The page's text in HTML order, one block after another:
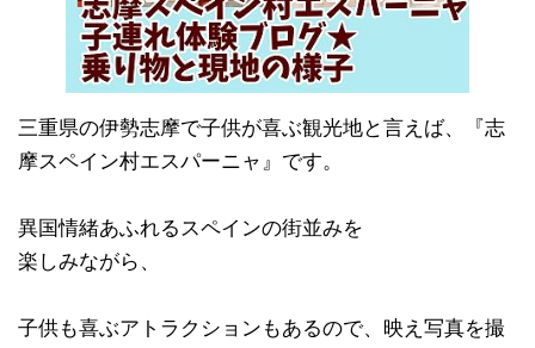
三重県の伊勢志摩で子供が喜ぶ観光地と言えば、『志
摩スペイン村エスパーニャ』です。
異国情緒あふれるスペインの街並みを
楽しみながら、
子供も喜ぶアトラクションもあるので、映え写真を撮